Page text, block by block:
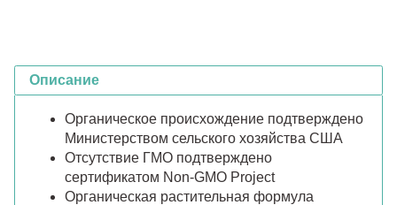
Описание
Органическое происхождение подтверждено
Министерством сельского хозяйства США
Отсутствие ГМО подтверждено
сертификатом Non-GMO Project
Органическая растительная формула